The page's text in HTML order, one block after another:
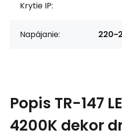
Krytie IP:
Napájanie:
Popis TR-147
4200K dekor